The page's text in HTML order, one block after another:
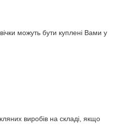
можуть бути куплені Вами у
виробів на складі, якщо